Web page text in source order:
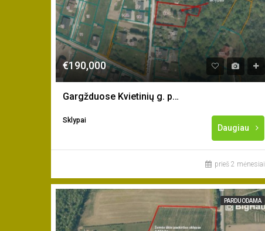
€190,000
Gargžduose Kvietinių g. parduodamas 24 a. sklypas
Sklypai
Daugiau
prieš 2 mėnesiai
PARDUODAMA